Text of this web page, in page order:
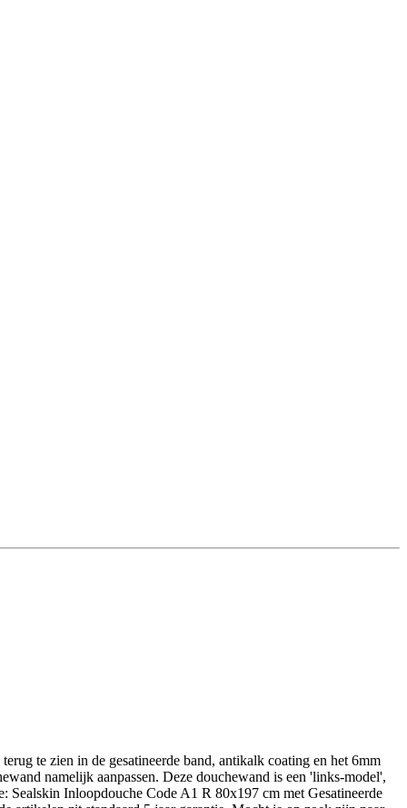
te zien in de gesatineerde band, antikalk coating en het 6mm
namelijk aanpassen. Deze douchewand is een 'links-model',
Inloopdouche Code A1 R 80x197 cm met Gesatineerde